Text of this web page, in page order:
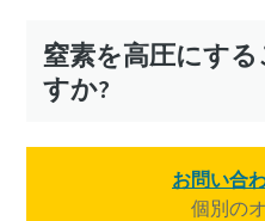
窒素を高圧にす
すか?
お問い合
個別の